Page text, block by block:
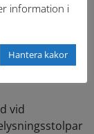
/
vid
information i
Hantera kakor